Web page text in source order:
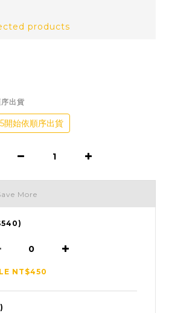
products
出貨
開始依順序出貨
More
NT$450